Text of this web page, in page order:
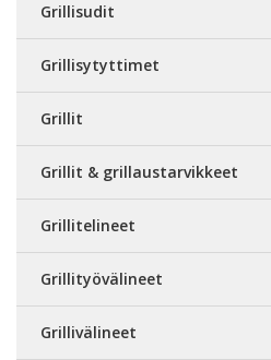
Grillisudit
Grillisytyttimet
Grillit
Grillit & grillaustarvikkeet
Grillitelineet
Grillityövälineet
Grillivälineet